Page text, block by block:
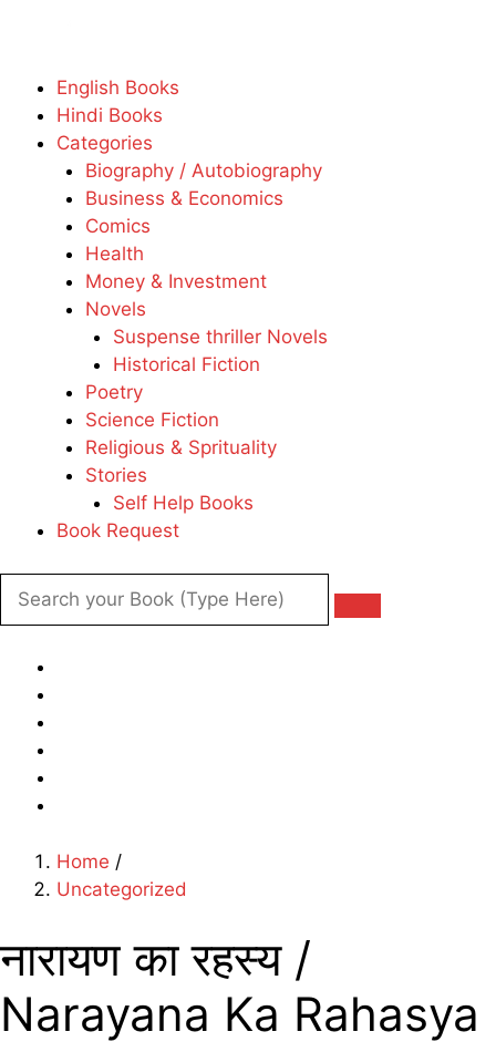
English Books
Hindi Books
Categories
Biography / Autobiography
Business & Economics
Comics
Health
Money & Investment
Novels
Suspense thriller Novels
Historical Fiction
Poetry
Science Fiction
Religious & Sprituality
Stories
Self Help Books
Book Request
Home /
Uncategorized
नारायण का रहस्य /
Narayana Ka Rahasya